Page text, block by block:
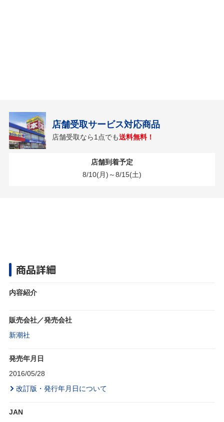
店舗受取サービス対応商品
店舗受取なら1点でも送料無料！
店舗到着予定
8/10(月)～8/15(土)
商品詳細
内容紹介
販売会社／発売会社
新潮社
発売年月日
2016/05/28
改訂版・発行年月日について
JAN